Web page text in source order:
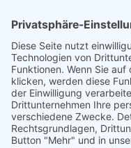
2003/ Eckerstraße 4
Quelle Meckel,
zurückgeben.